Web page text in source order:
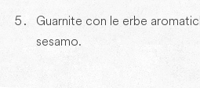
Guarnite con le erbe
sesamo.